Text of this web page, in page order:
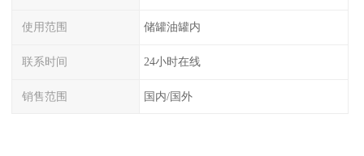
使用范围 储罐油罐内
联系时间 24小时在线
销售范围 国内/国外